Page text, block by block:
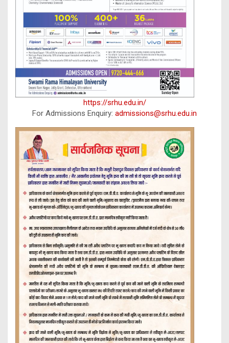
https://srhu.edu.in/
For Admissions Enquiry: admissions@srhu.edu.in